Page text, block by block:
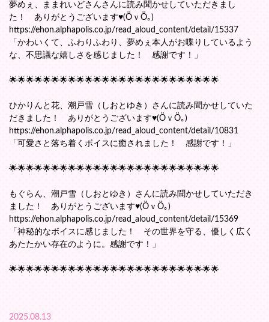
夢めぇ、ままれいどさんさんに読み聞かせしていただきまし
た！ ありがとうございます♥(ӦｖӦ｡)
https://ehon.alphapolis.co.jp/read_aloud_content/detail/15337
「かわいくて、ふわりふわり、夢めぇ本人がお喋りしているよう
な、不思議な嬉しさを感じました！ 感謝です！」
🌟🌟🌟🌟🌟🌟🌟🌟🌟🌟🌟🌟🌟🌟🌟🌟🌟🌟🌟🌟🌟🌟🌟🌟🌟
ひかりんと花、潮戸雪（しおとゆき）さんに読み聞かせしていた
だきました！ ありがとうございます♥(ӦｖӦ｡)
https://ehon.alphapolis.co.jp/read_aloud_content/detail/10831
「可愛さと落ち着くボイスに癒されました！ 感謝です！」
🌟🌟🌟🌟🌟🌟🌟🌟🌟🌟🌟🌟🌟🌟🌟🌟🌟🌟🌟🌟🌟🌟🌟🌟🌟
もぐらん、潮戸雪（しおとゆき）さんに読み聞かせしていただき
ました！ ありがとうございます♥(ӦｖӦ｡)
https://ehon.alphapolis.co.jp/read_aloud_content/detail/15369
「神秘的なボイスに感じました！ その世界を守る、優しく広く
あたたかい存在のように。感謝です！」
🌟🌟🌟🌟🌟🌟🌟🌟🌟🌟🌟🌟🌟🌟🌟🌟🌟🌟🌟🌟🌟🌟🌟🌟🌟
2025.08.13